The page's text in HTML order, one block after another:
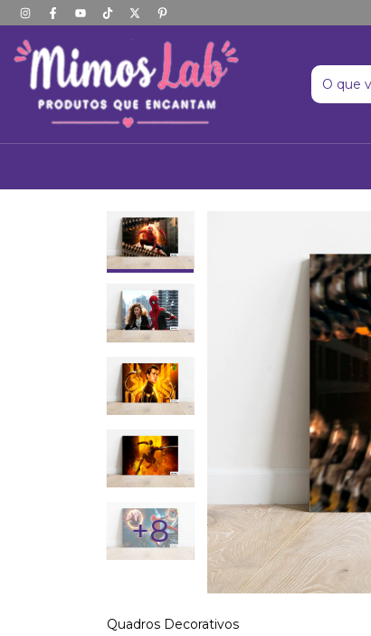
+8
Quadros Decorativos